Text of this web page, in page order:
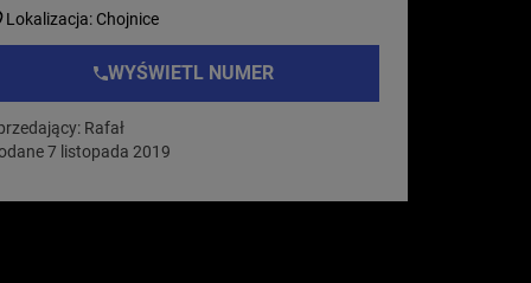
Lokalizacja: Chojnice
WYŚWIETL NUMER
Rafał
7 listopada 2019